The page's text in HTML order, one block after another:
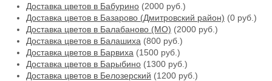
Доставка цветов в Бабурино (2000 руб.)
Доставка цветов в Базарово (Дмитровский район) (0 руб.)
Доставка цветов в Балабаново (МО) (2000 руб.)
Доставка цветов в Балашиха (800 руб.)
Доставка цветов в Барвиха (1500 руб.)
Доставка цветов в Барыбино (1300 руб.)
Доставка цветов в Белозерский (1200 руб.)